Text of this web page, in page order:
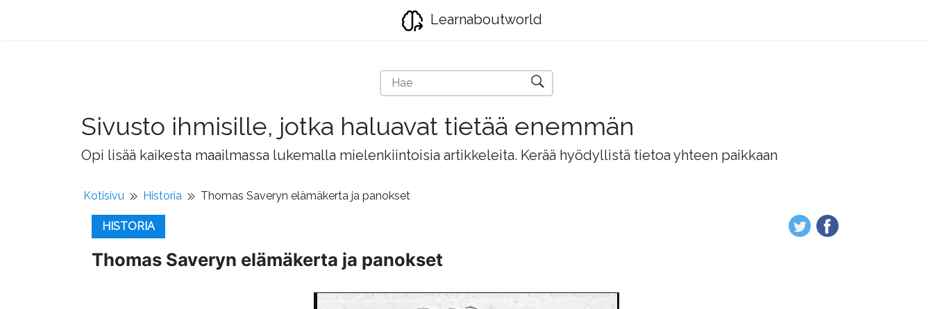
Learnaboutworld
Sivusto ihmisille, jotka haluavat tietää enemmän
Opi lisää kaikesta maailmassa lukemalla mielenkiintoisia artikkeleita. Kerää hyödyllistä tietoa yhteen paikkaan
Kotisivu Historia Thomas Saveryn elämäkerta ja panokset
HISTORIA
Thomas Saveryn elämäkerta ja panokset